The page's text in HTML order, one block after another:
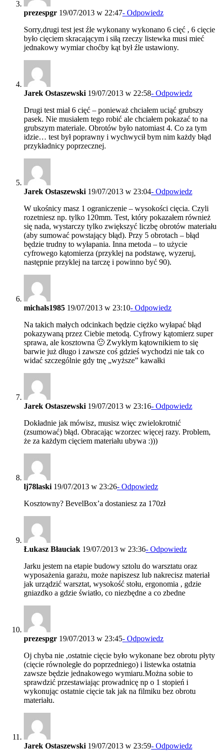
prezespgr 19/07/2013 w 22:47- Odpowiedz
Sorry,drugi test jest źle wykonany wykonano 6 cięć , 6 cięcie
było cięciem skracającym i siłą rzeczy listewka musi mieć
jednakowy wymiar choćby kąt był źle ustawiony.
Jarek Ostaszewski 19/07/2013 w 22:58- Odpowiedz
Drugi test miał 6 cięć – ponieważ chciałem uciąć grubszy
pasek. Nie musiałem tego robić ale chciałem pokazać to na
grubszym materiale. Obrotów było natomiast 4. Co za tym
idzie… test był poprawny i wychwycił bym nim każdy błąd
przykładnicy poprzecznej.
Jarek Ostaszewski 19/07/2013 w 23:04- Odpowiedz
W ukośnicy masz 1 ograniczenie – wysokości cięcia. Czyli
rozetniesz np. tylko 120mm. Test, który pokazałem również
się nada, wystarczy tylko zwiększyć liczbę obrotów materiału
(aby sumować powstający błąd). Przy 5 obrotach – błąd
będzie trudny to wyłapania. Inna metoda – to użycie
cyfrowego kątomierza (przyklej na podstawę, wyzeruj,
następnie przyklej na tarczę i powinno być 90).
michals1985 19/07/2013 w 23:10- Odpowiedz
Na takich małych odcinkach będzie ciężko wyłapać błąd
pokazywaną przez Ciebie metodą. Cyfrowy kątomierz super
sprawa, ale kosztowna 🙂 Zwykłym kątownikiem to się
barwie już długo i zawsze coś gdzieś wychodzi nie tak co
widać szczególnie gdy tnę „wyższe” kawałki
Jarek Ostaszewski 19/07/2013 w 23:16- Odpowiedz
Dokładnie jak mówisz, musisz więc zwielokrotnić
(zsumować) błąd. Obracając wzorzec więcej razy. Problem,
że za każdym cięciem materiału ubywa :)))
lj78laski 19/07/2013 w 23:26- Odpowiedz
Kosztowny? BevelBox’a dostaniesz za 170zł
Łukasz Błauciak 19/07/2013 w 23:36- Odpowiedz
Jarku jestem na etapie budowy sztolu do warsztatu oraz
wyposażenia garażu, może napiszesz lub nakrecisz materiał
jak urządzić warsztat, wysokość stołu, ergonomia , gdzie
gniazdko a gdzie światło, co niezbędne a co zbedne
prezespgr 19/07/2013 w 23:45- Odpowiedz
Oj chyba nie ,ostatnie cięcie było wykonane bez obrotu płyty
(cięcie równoległe do poprzedniego) i listewka ostatnia
zawsze będzie jednakowego wymiaru.Można sobie to
sprawdzić przestawiając prowadnicę np o 1 stopień i
wykonując ostatnie cięcie tak jak na filmiku bez obrotu
materiału.
Jarek Ostaszewski 19/07/2013 w 23:59- Odpowiedz